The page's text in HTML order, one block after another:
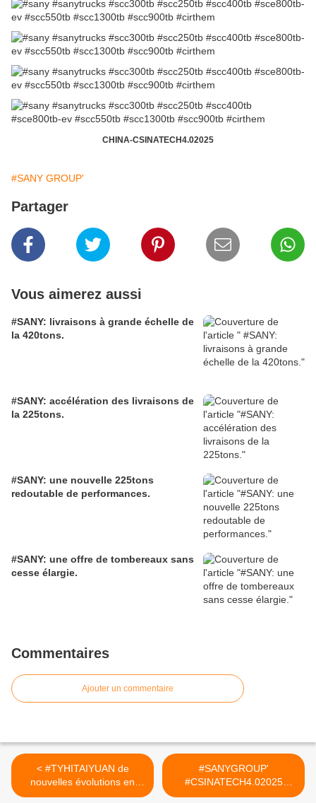
CHINA-CSINATECH4.02025
#SANY GROUP'
Partager
Vous aimerez aussi
#SANY: livraisons à grande échelle de
la 420tons.
#SANY: accélération des livraisons de
la 225tons.
#SANY: une nouvelle 225tons
redoutable de performances.
#SANY: une offre de tombereaux sans
cesse élargie.
Commentaires
Ajouter un commentaire
< #TYHITAIYUAN de
nouvelles évolutions en
cours de développement
#SANYGROUP'
#CSINATECH4.02025
#CIRTtech-YouTube >